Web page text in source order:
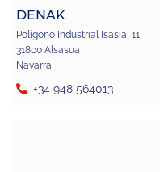
DENAK
Polígono Industrial Isasia, 11
31800 Alsasua
Navarra
+34 948 564013